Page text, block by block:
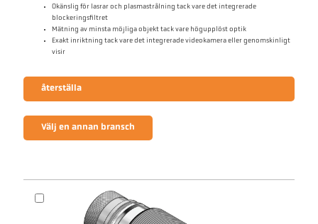
Okänslig för lasrar och plasmastrålning tack vare det integrerade
blockeringsfiltret
Mätning av minsta möjliga objekt tack vare högupplöst optik
Exakt inriktning tack vare det integrerade videokamera eller genomskinligt
visir
återställa
Välj en annan bransch